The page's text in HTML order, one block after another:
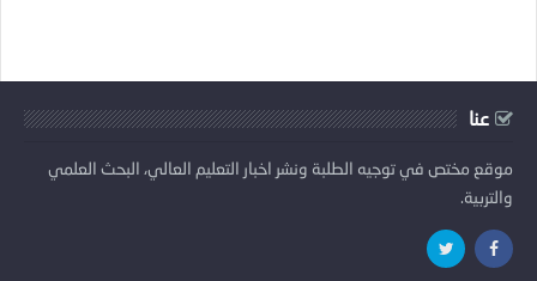
عنا
موقع مختص في توجيه الطلبة ونشر اخبار التعليم العالي، البحث العلمي
والتربية.